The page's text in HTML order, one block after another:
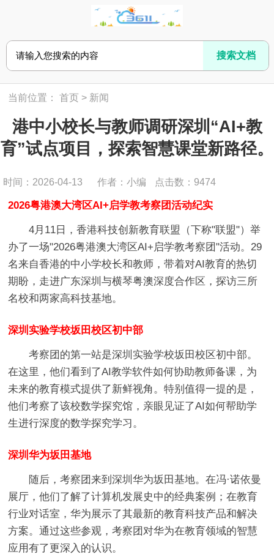
当前位置：首页 > 新闻
港中小校长与教师调研深圳“AI+教
育”试点项目，探索智慧课堂新路径。
时间：2026-04-13 作者：小编 点击数： 9474
2026粤港澳大湾区AI+启学教考察团活动纪实
4月11日，香港科技创新教育联盟（下称"联盟"）举
办了一场"2026粤港澳大湾区AI+启学教考察团"活动。29
名来自香港的中小学校长和教师，带着对AI教育的热切
期盼，走进广东深圳与横琴粤澳深度合作区，探访三所
名校和两家高科技基地。
深圳实验学校坂田校区初中部
考察团的第一站是深圳实验学校坂田校区初中部。
在这里，他们看到了AI教学软件如何协助教师备课，为
未来的教育模式提供了新鲜视角。特别值得一提的是，
他们考察了该校数学探究馆，亲眼见证了AI如何帮助学
生进行深度的数学探究学习。
深圳华为坂田基地
随后，考察团来到深圳华为坂田基地。在冯·诺依曼
展厅，他们了解了计算机发展史中的经典案例；在教育
行业对话室，华为展示了其最新的教育科技产品和解决
方案。通过这些参观，考察团对华为在教育领域的智慧
应用有了更深入的认识。